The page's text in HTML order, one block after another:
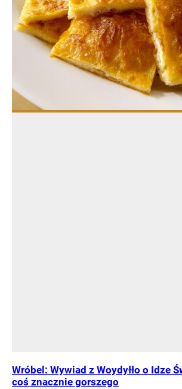
Wróbel: Wywiad z Woydyłło o Idze
coś znacznie gorszego